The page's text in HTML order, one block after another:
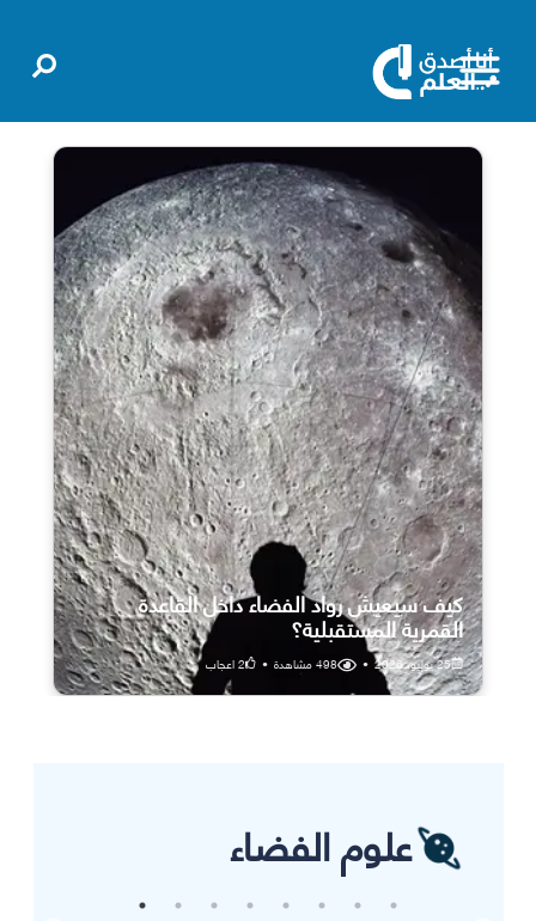
كيف سيعيش رواد الفضاء داخل القاعدة
القمرية المستقبلية؟
25 يوليو، 2026 •
498مشاهدة •
2اعجاب
علوم الفضاء